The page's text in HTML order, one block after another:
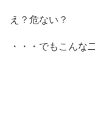
え？危ない？
・・・でもこんな